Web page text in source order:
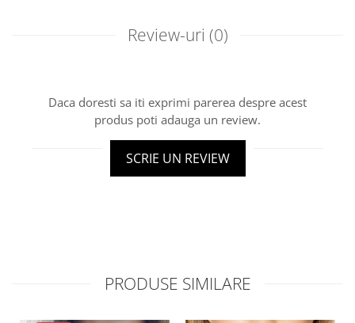
Review-uri (0)
Daca doresti sa iti exprimi parerea despre acest
produs poti adauga un review.
SCRIE UN REVIEW
PRODUSE SIMILARE